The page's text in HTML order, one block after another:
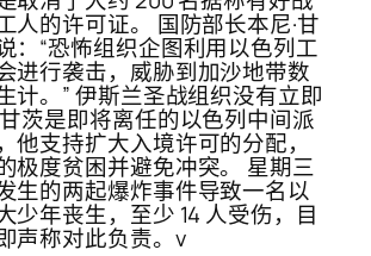
人的许可证。 国防部长本尼·甘
：“恐怖组织企图利用以色列工
进行袭击，威胁到加沙地带数
计。” 伊斯兰圣战组织没有立即
茨是即将离任的以色列中间派
他支持扩大入境许可的分配，
极度贫困并避免冲突。 星期三
生的两起爆炸事件导致一名以
少年丧生，至少 14 人受伤，目
声称对此负责。v